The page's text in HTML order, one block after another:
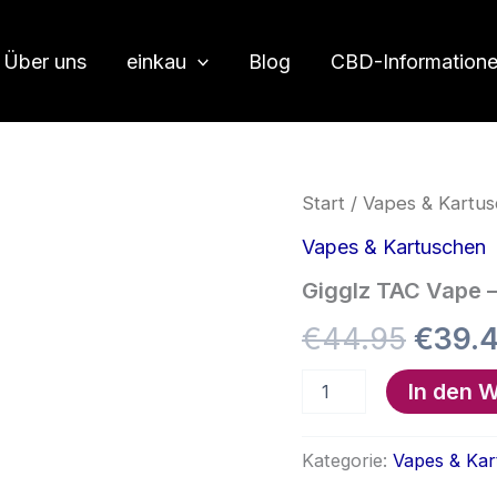
Über uns einkau Blog CBD-
Start / Vapes &
Vapes & Kartuschen
Gigglz TAC Vape
€44.95
Preis
€
TAC
Lemon
In den
Kategorie: Vapes &